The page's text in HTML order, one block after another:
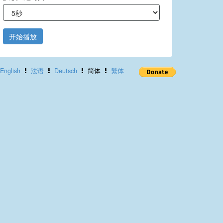
开始播放
English 法语 Deutsch 简体 繁体